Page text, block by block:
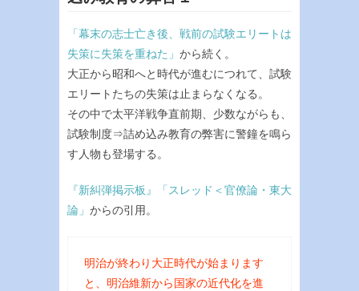
「幕末の志士亡き後、戦前の試験エリートは
失策に失策を重ねた」 から続く。
大正から昭和へと時代が進むにつれて、試験
エリートたちの失策は止まらなくなる。
その中で太平洋戦争直前期、少数ながらも、
試験制度⇒詰め込み教育の弊害に警鐘を鳴ら
す人物も登場する。
『新糾弾掲示板』「スレッド＜官僚論・東大
論」 からの引用。
明治が終わり大正時代が始まります
と、明治維新から国家の近代化を進